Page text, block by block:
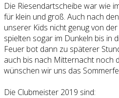
Die Riesendartscheibe war wie
für klein und groß. Auch nach
unserer Kids nicht genug von
spielten sogar im Dunkeln bis in
Feuer bot dann zu späterer
auch bis nach Mitternacht noch
wünschen wir uns das
Die Clubmeister 2019 sind: